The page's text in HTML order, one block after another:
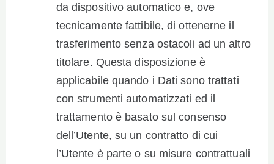
da dispositivo automatico e, ove
tecnicamente fattibile, di ottenerne il
trasferimento senza ostacoli ad un altro
titolare. Questa disposizione è
applicabile quando i Dati sono trattati
con strumenti automatizzati ed il
trattamento è basato sul consenso
dell’Utente, su un contratto di cui
l’Utente è parte o su misure contrattuali